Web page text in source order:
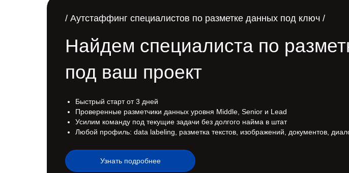
/ Аутстаффинг специалистов по разметке данных под ключ /
Быстрый старт от 3 дней
Проверенные разметчики данных уровня Middle, Senior и Lead
Усилим команду под текущие задачи без долгого найма в штат
Любой профиль: data labeling, разметка текстов, изображений, документов,
Найдем специалиста по
под ваш проект
Узнать подробнее